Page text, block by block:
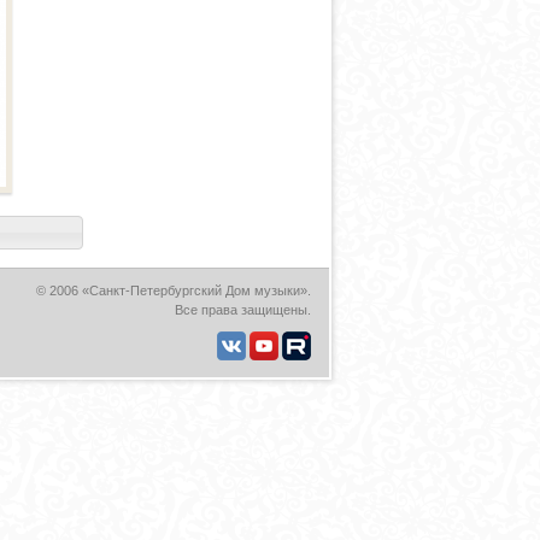
© 2006 «Санкт-Петербургский Дом музыки».
Все права защищены.